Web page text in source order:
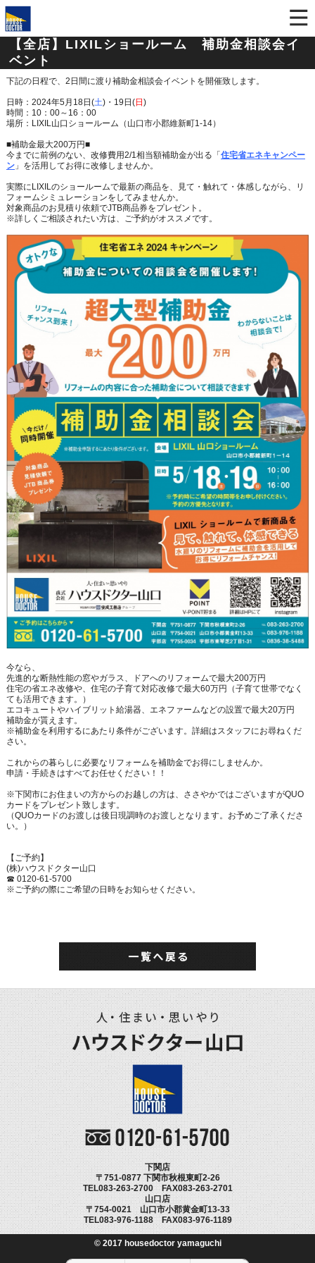
【全店】LIXILショールーム 補助金相談会イ
ベント
下記の日程で、2日間に渡り補助金相談会イベントを開催致します。
日時：2024年5月18日(土)・19日(日 )
時間：10：00～16：00
場所：LIXIL山口ショールーム（山口市小郡維新町1-14）
■補助金最大200万円■
今までに前例のない、改修費用2/1相当額補助金が出る「 住宅省エネキャンペー
ン」を活用してお得に改修しませんか。
実際にLIXILのショールームで最新の商品を、
見て・触れて・体感しながら、リ
フォームシミュレーションをしてみませんか。
対象商品のお見積り依頼でJTB商品券をプレゼント。
※詳しくご相談されたい方は、ご予約がオススメです。
今なら、
先進的な断熱性能の窓やガラス、ドアへのリフォームで最大200万円
住宅の省エネ改修や、住宅の子育て対応改修で最大60万円（子育て世帯でなく
ても活用できます。）
エコキュートやハイブリット給湯器、エネファームなどの設置で最大20万円
補助金が貰えます。
※補助金を利用するにあたり条件がございます。詳細はスタッフにお尋ねくだ
さい。
これからの暮らしに必要なリフォームを補助金でお得にしませんか。
申請・手続きはすべてお任せください！！
※下関市にお住まいの方からのお越しの方は、ささやかではございますがQUO
カードをプレゼント致します。
（QUOカードのお渡しは後日現調時のお渡しとなります。お予めご了承くださ
い。）
【ご予約】
(株)ハウスドクター山口
☎ 0120-61-5700
※ご予約の際にご希望の日時をお知らせください。
下関店
〒751-0877 下関市秋根東町2-26
TEL083-263-2700 FAX083-263-2701
山口店
〒754-0021 山口市小郡黄金町13-33
TEL083-976-1188 FAX083-976-1189
© 2017 housedoctor yamaguchi